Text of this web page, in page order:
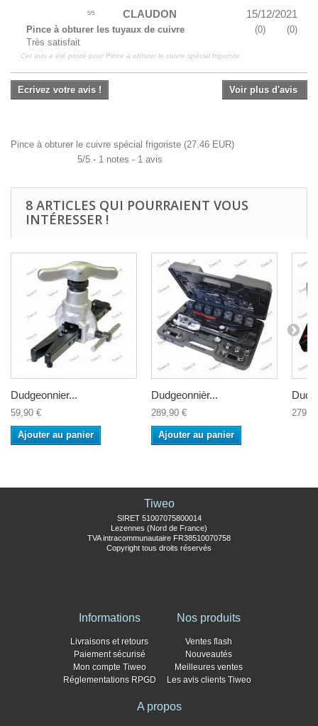
5/5 15/12/2021
CLAUDON
Pince à obturer les tuyaux de cuivre
Très satisfait
(0)
(0)
Cet avis a été posté pourPince à obturer le cuivre spécial frigoriste
Ecrivez votre avis ! Voir plus d'avis
Pince à obturer le cuivre spécial frigoriste (27.46 EUR)
5/5 - 1 notes - 1 avis
8 ARTICLES QUI POURRAIENT VOUS
INTÉRESSER !
Dudgeonnier...
59,90 €
Ajouter au panier
Dudgeonnièr...
289,90 €
Ajouter au panier
Tiweo
SIRET 51007075800014
Lezennes (Nord de France)
TVA intracommunautaire FR38510070758
Copyright tous droits réservés
Informations
Livraisons et retours
Paiement sécurisé
Mon compte Tiweo
Réglementations RPGD
Nos produits
Ventes flash
Nouveautés
Meilleures ventes
Les avis clients Tiweo
A propos